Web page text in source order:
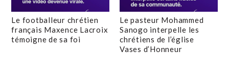
Le footballeur chrétien
français Maxence Lacroix
témoigne de sa foi
Le pasteur Mohammed
Sanogo interpelle les
chrétiens de l’église
Vases d’Honneur